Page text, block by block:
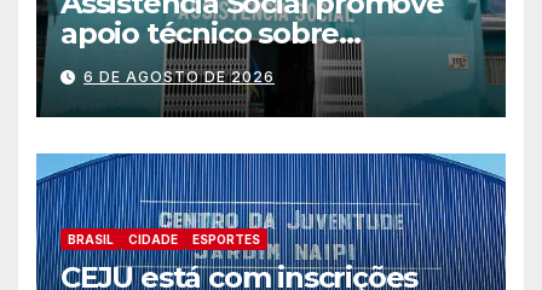
apoio técnico sobre
preparação e resposta a
situações de emergência e
calamidade pública
6 DE AGOSTO DE 2026
BRASIL CIDADE ESPORTES
CEJU está com inscrições